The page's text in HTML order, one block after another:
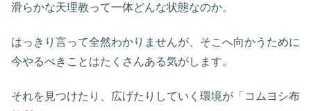
滑らかな天理教って一体どんな状態なのか。
はっきり言って全然わかりませんが、そこへ向かうために
今やるべきことはたくさんある気がします。
それを見つけたり、広げたりしていく環境が「コムヨシ布